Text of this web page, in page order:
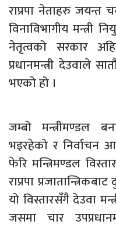
राप्रपा नेताहरु जयन्त
विनाविभागीय मन्त्री
नेतृत्वको सरकार
प्रधानमन्त्री देउवाले
भएको हो ।
जम्बो मन्त्रीमण्डल
भइरहेको र निर्वाचन
फेरि मन्त्रिमण्डल
राप्रपा
यो विस्तारसँगै देउवा
जसमा चार